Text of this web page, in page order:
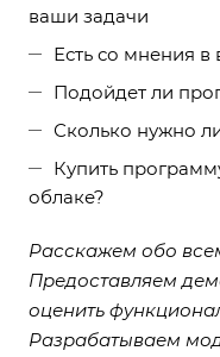
ваши задачи
Есть со мнения
Подойдет ли
Сколько нужно
Купить
облаке?
Расскажем обо
Предоставляем
оценить
Разрабатываем